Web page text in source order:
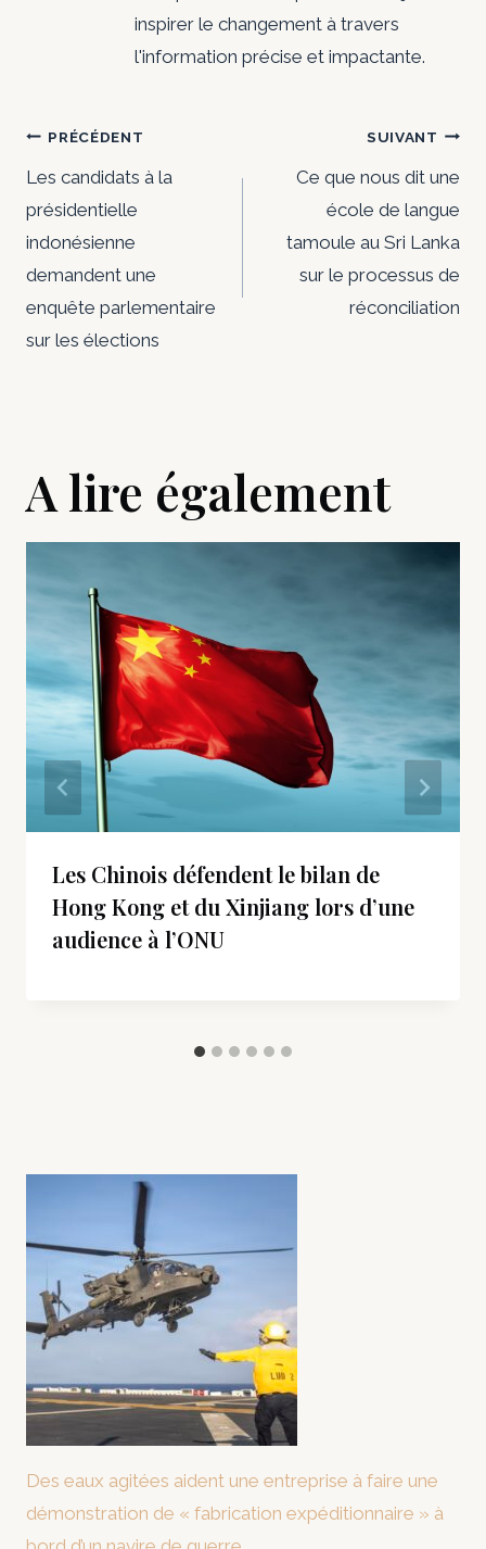
inspirer le changement à travers
l'information précise et impactante.
Navigation
de
l’article
PRÉCÉDENT
Les candidats à la
présidentielle
indonésienne
demandent une
enquête parlementaire
sur les élections
SUIVANT
Ce que nous dit une
école de langue
tamoule au Sri Lanka
sur le processus de
réconciliation
A lire également
Les Chinois défendent le bilan de
Hong Kong et du Xinjiang lors d’une
audience à l’ONU
Des eaux agitées aident une entreprise à faire une
démonstration de « fabrication expéditionnaire » à